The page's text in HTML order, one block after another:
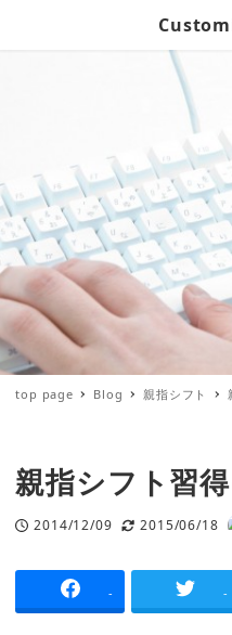
top page Blog 親指シフト
親指シフト習
投稿日
2014/12/09
更新日
2015/06/18
- -